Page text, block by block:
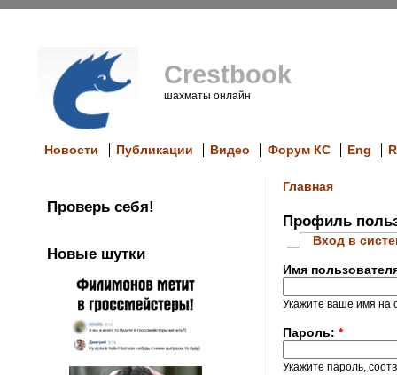
Crestbook
шахматы онлайн
Новости Публикации Видео Форум КС Eng
Проверь себя!
Новые шутки
Главная
Профиль
Вход в
Имя
Укажите ваше имя на
Пароль: *
Укажите пароль,